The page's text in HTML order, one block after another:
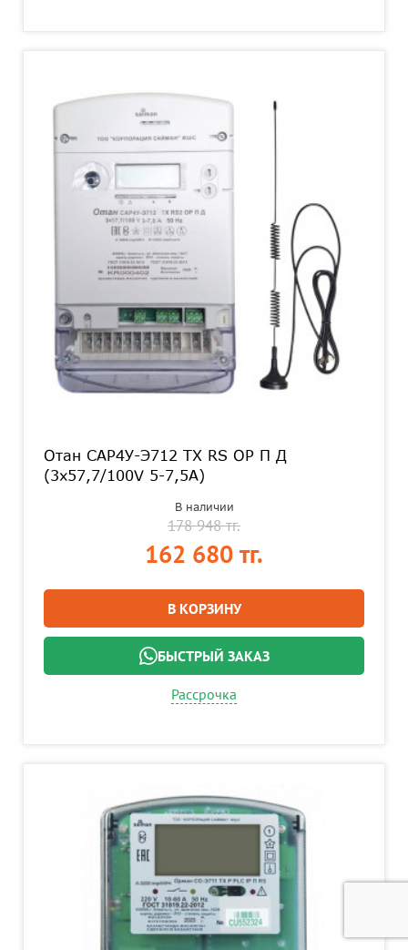
Отан САР4У-Э712 TX RS OP П Д
(3x57,7/100V 5-7,5A)
В наличии
178 948 тг.
162 680 тг.
В КОРЗИНУ
БЫСТРЫЙ ЗАКАЗ
Рассрочка